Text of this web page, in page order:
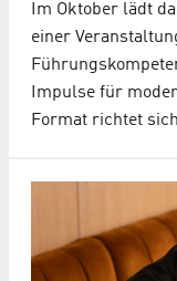
Im Oktober lädt
einer
Impulse für
Format richtet